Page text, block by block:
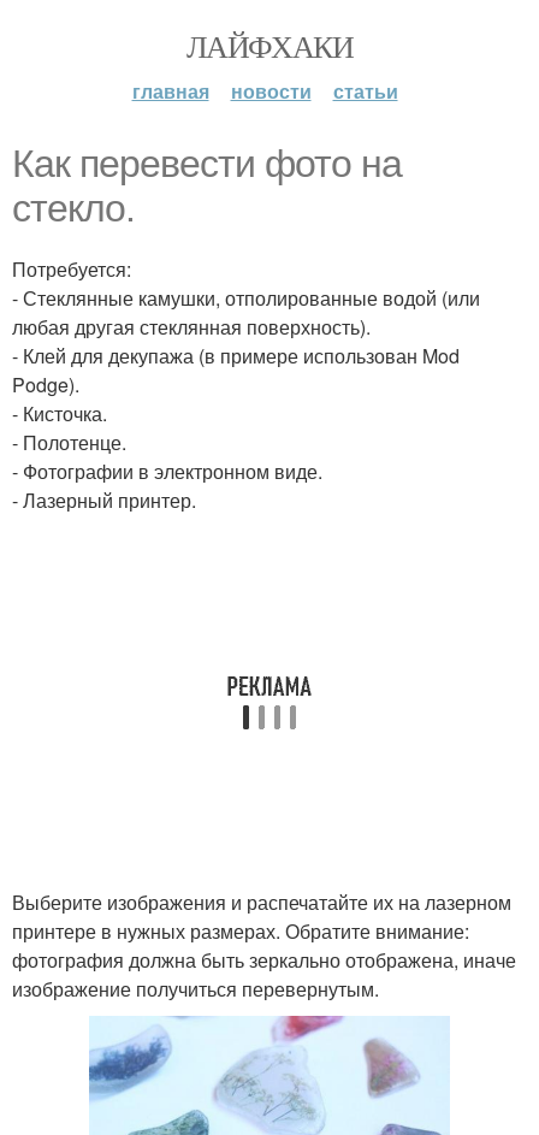
ЛАЙФХАКИ
главная новости статьи
Как перевести фото на
стекло.
Потребуется:
- Стеклянные камушки, отполированные водой (или
любая другая стеклянная поверхность).
- Клей для декупажа (в примере использован Mod
Podge).
- Кисточка.
- Полотенце.
- Фотографии в электронном виде.
- Лазерный принтер.
Выберите изображения и распечатайте их на лазерном
принтере в нужных размерах. Обратите внимание:
фотография должна быть зеркально отображена, иначе
изображение получиться перевернутым.